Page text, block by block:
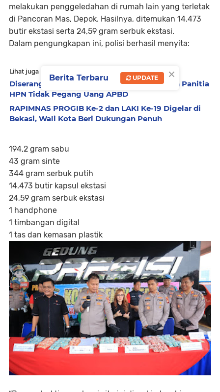
melakukan penggeledahan di rumah lain yang terletak
di Pancoran Mas, Depok. Hasilnya, ditemukan 14.473
butir ekstasi serta 24,59 gram serbuk ekstasi.
Dalam pengungkapan ini, polisi berhasil menyita:
Lihat juga
Diserang Bertubi-tubi, Ade Muksin Tegaskan Panitia
HPN Tidak Pegang Uang APBD
RAPIMNAS PROGIB Ke-2 dan LAKI Ke-19 Digelar di
Bekasi, Wali Kota Beri Dukungan Penuh
194,2 gram sabu
43 gram sinte
344 gram serbuk putih
14.473 butir kapsul ekstasi
24,59 gram serbuk ekstasi
1 handphone
1 timbangan digital
1 tas dan kemasan plastik
×
Berita Terbaru UPDATE